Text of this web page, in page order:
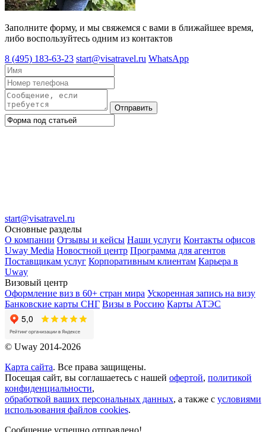
Заполните форму, и мы свяжемся с вами в ближайшее время,
либо воспользуйтесь одним из контактов
8 (495) 183-63-23 start@visatravel.ru WhatsApp
Отправить
start@visatravel.ru
Основные разделы
О компании Отзывы и кейсы Наши услуги Контакты офисов
Uway Media Новостной центр Программа для агентов
Поставщикам услуг Корпоративным клиентам Карьера в
Uway
Визовый центр
Оформление виз в 60+ стран мира Ускоренная запись на визу
Банковские карты СНГ Визы в Россию Карты АТЭС
© Uway 2014-2026
Карта сайта. Все права защищены.
Посещая сайт, вы соглашаетесь с нашей офертой, политикой
конфиденциальности,
обработкой ваших персональных данных, а также с условиями
использования файлов cookies.
Сообщение успешно отправлено!